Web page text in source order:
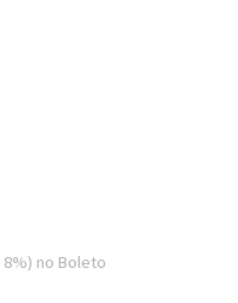
8%) no Boleto